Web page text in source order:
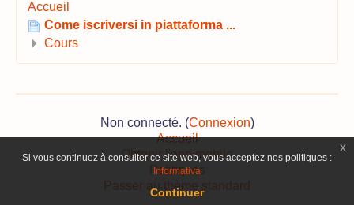
Accueil
Come iscriversi in piattaforma ...
Cours
Non connecté. (Connexion)
Accueil
Obtenir l'app mobile
Politiques
Passer au thème standard
Si vous continuez à consulter ce site web, vous acceptez nos politiques :
Informativa
Continuer
x